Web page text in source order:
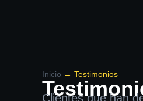
Inicio → Testimonios
Clientes que han